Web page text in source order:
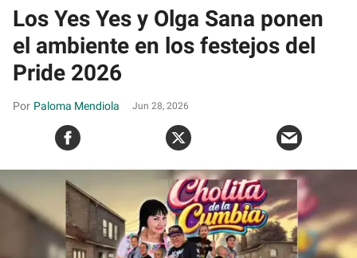
Los Yes Yes y Olga Sana ponen
el ambiente en los festejos del
Pride 2026
Paloma Mendiola Jun 28, 2026